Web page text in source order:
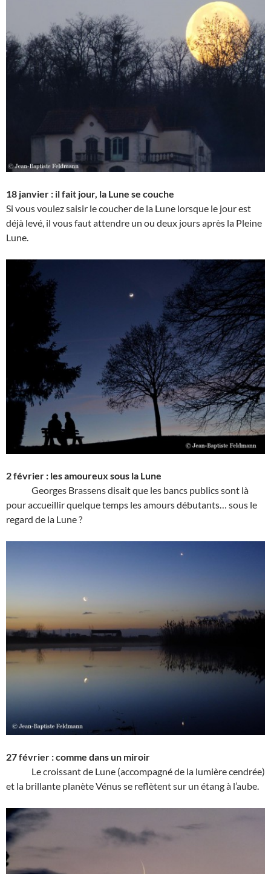
18 janvier : il fait jour, la Lune se couche
Si vous voulez saisir le coucher de la Lune lorsque le jour est
déjà levé, il vous faut attendre un ou deux jours après la Pleine
Lune.
2 février : les amoureux sous la Lune
Georges Brassens disait que les bancs publics sont là
pour accueillir quelque temps les amours débutants… sous le
regard de la Lune ?
27 février : comme dans un miroir
Le croissant de Lune (accompagné de la lumière cendrée)
et la brillante planète Vénus se reflètent sur un étang à l’aube.